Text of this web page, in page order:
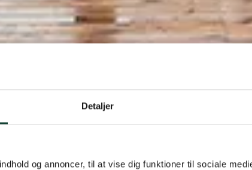
Detaljer
og annoncer, til at vise dig funktioner til sociale